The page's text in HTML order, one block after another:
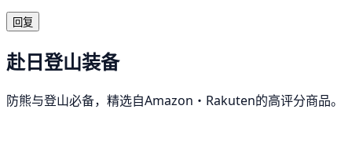
回复
赴日登山装备
防熊与登山必备，精选自Amazon・Rakuten的高评分商品。